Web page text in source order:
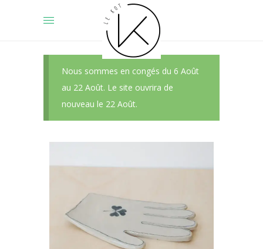
Nous sommes en congés du 6 Août
au 22 Août. Le site ouvrira de
nouveau le 22 Août.